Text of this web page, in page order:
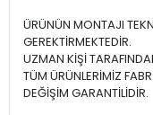
ÜRÜNÜN MONTAJI
GEREKTİRMEKTEDİR.
UZMAN KİŞİ
TÜM ÜRÜNLERİMİZ
DEĞİŞİM GARANTİLİDİR.